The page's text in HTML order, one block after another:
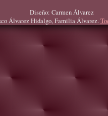
Diseño: Carmen Álvarez
Álvarez Hidalgo, Familia Álvarez.